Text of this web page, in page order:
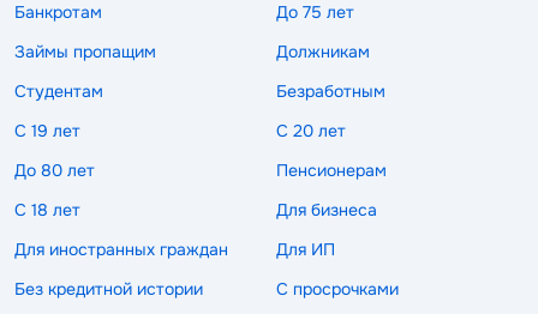
Банкротам
До 75 лет
Займы пропащим
Должникам
Студентам
Безработным
С 19 лет
С 20 лет
До 80 лет
Пенсионерам
С 18 лет
Для бизнеса
Для иностранных граждан
Для ИП
Без кредитной истории
С просрочками